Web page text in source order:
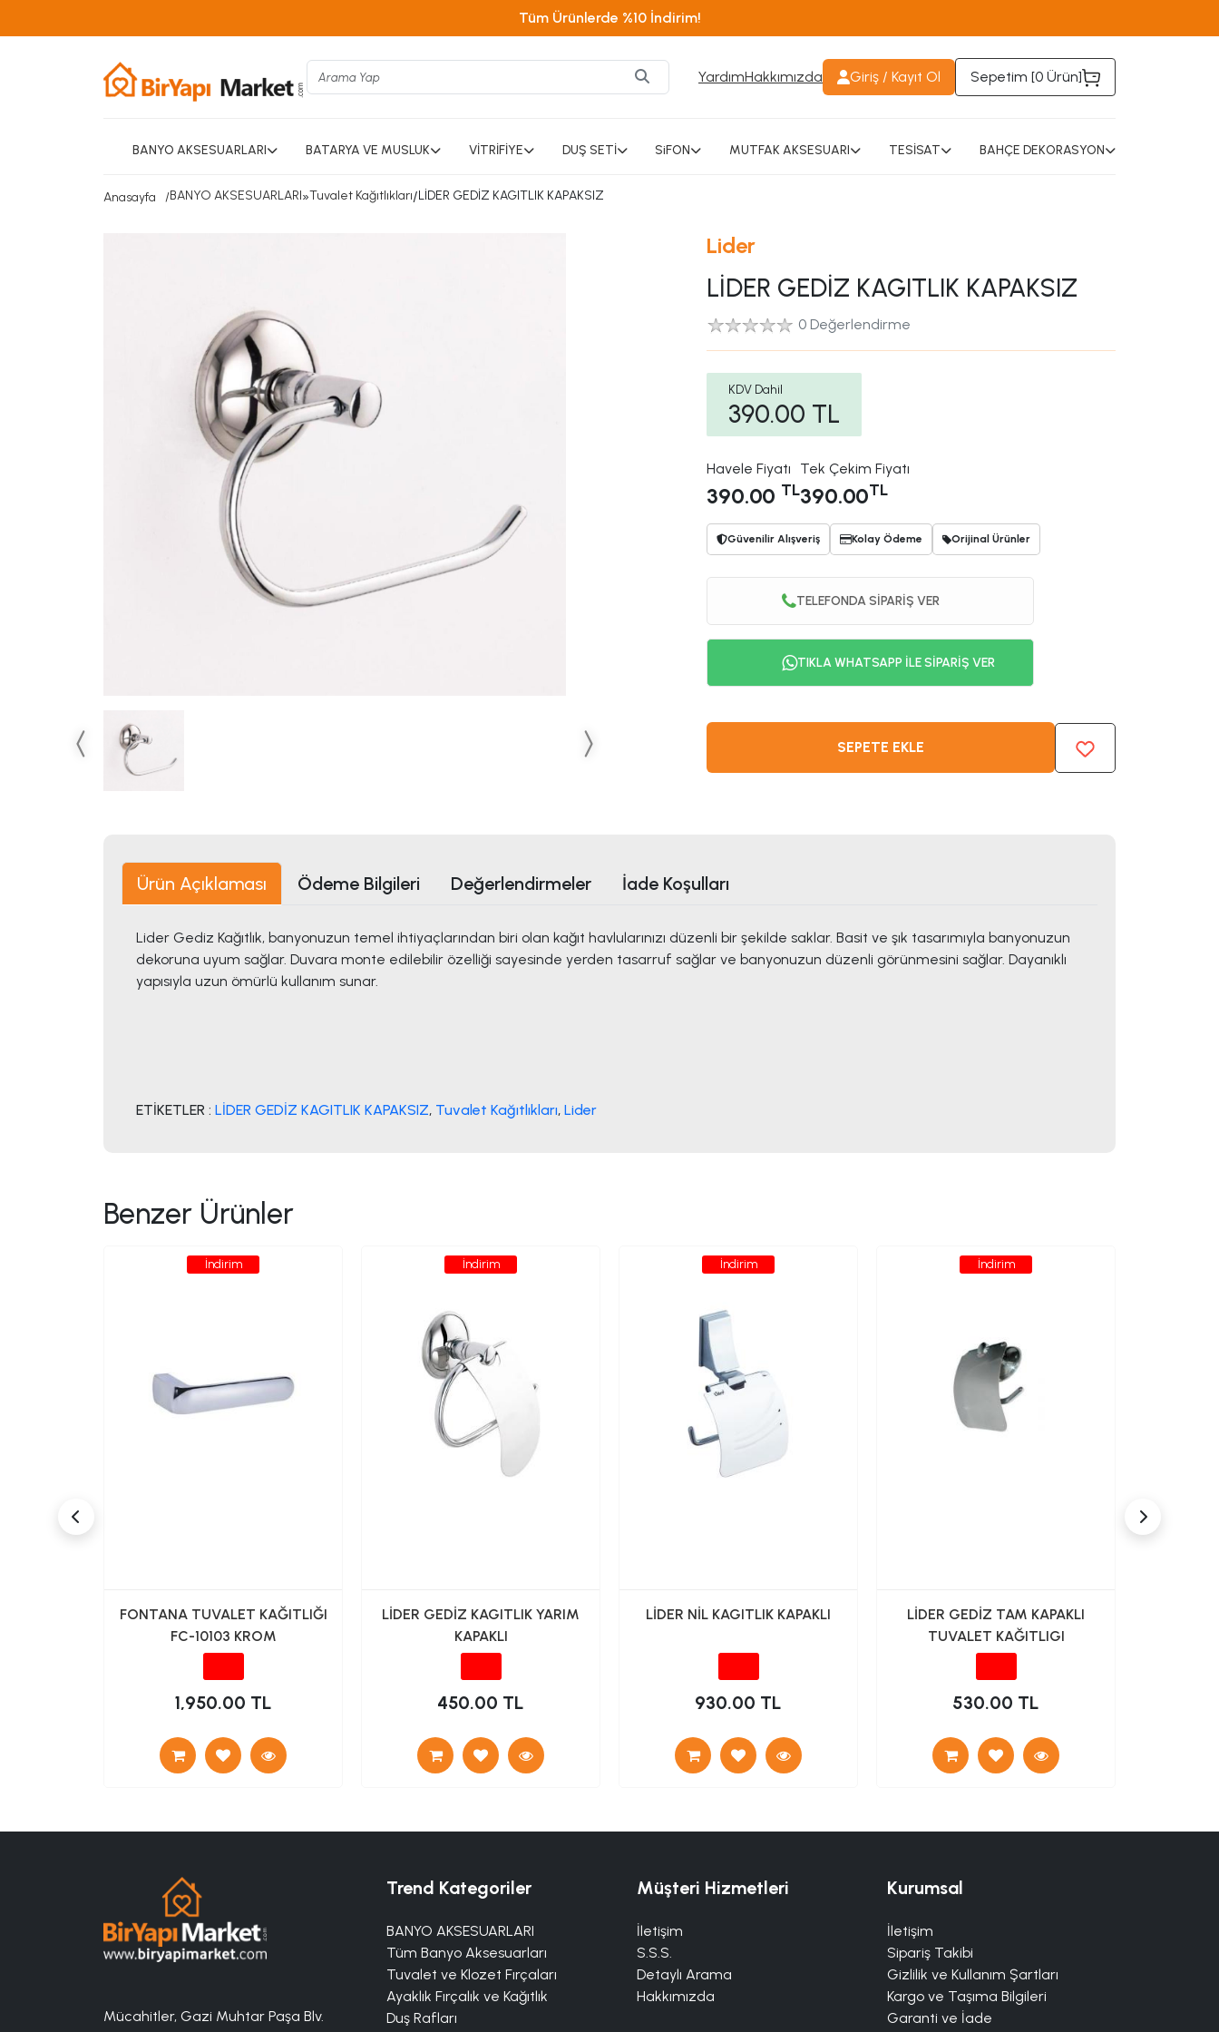
Tüm Ürünlerde %10 İndirim!
YardımHakkımızda Giriş / Kayıt Ol Sepetim [0 Ürün]
BANYO AKSESUARLARI BATARYA VE MUSLUK VİTRİFİYE DUŞ SETİ SiFON MUTFAK AKSESUARI TESİSAT BAHÇE DEKORASYON
Anasayfa BANYO AKSESUARLARI»Tuvalet Kağıtlıkları/LİDER GEDİZ KAGITLIK KAPAKSIZ
Lider
LİDER GEDİZ KAGITLIK KAPAKSIZ
0 Değerlendirme
KDV Dahil
390.00 TL
Havele Fiyatı
390.00 TL
Tek Çekim Fiyatı
390.00TL
Güvenilir Alışveriş Kolay Ödeme Orijinal Ürünler
TELEFONDA SİPARİŞ VER
TIKLA WHATSAPP İLE SİPARİŞ VER
SEPETE EKLE
Ürün Açıklaması Ödeme Bilgileri Değerlendirmeler İade Koşulları
Lider Gediz Kağıtlık, banyonuzun temel ihtiyaçlarından biri olan kağıt havlularınızı düzenli bir şekilde saklar. Basit ve şık tasarımıyla banyonuzun
dekoruna uyum sağlar. Duvara monte edilebilir özelliği sayesinde yerden tasarruf sağlar ve banyonuzun düzenli görünmesini sağlar. Dayanıklı
yapısıyla uzun ömürlü kullanım sunar.
ETİKETLER : LİDER GEDİZ KAGITLIK KAPAKSIZ, Tuvalet Kağıtlıkları, Lider
Benzer Ürünler
İndirim
FONTANA TUVALET KAĞITLIĞI
FC-10103 KROM
1,950.00 TL
İndirim
LİDER GEDİZ KAGITLIK YARIM
KAPAKLI
450.00 TL
İndirim
LİDER NİL KAGITLIK KAPAKLI
930.00 TL
İndirim
LİDER GEDİZ TAM KAPAKLI
TUVALET KAĞITLIGI
530.00 TL
Mücahitler, Gazi Muhtar Paşa Blv.
Trend Kategoriler
BANYO AKSESUARLARI
Tüm Banyo Aksesuarları
Tuvalet ve Klozet Fırçaları
Ayaklık Fırçalık ve Kağıtlık
Duş Rafları
Kurumsal
İletişim
Sipariş Takibi
Gizlilik ve Kullanım Şartları
Kargo ve Taşıma Bilgileri
Garanti ve İade
Müşteri Hizmetleri
İletişim
S.S.S.
Detaylı Arama
Hakkımızda